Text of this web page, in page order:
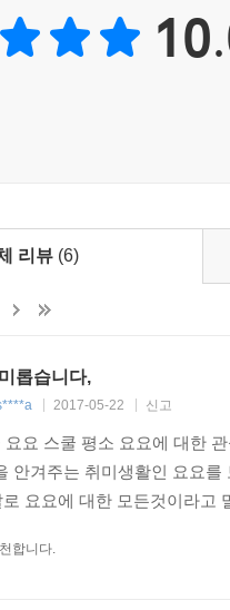
리뷰 (6)
롭습니다,
2017-05-22 신고
요요 스쿨 평소 요요에 대한
안겨주는 취미생활인 요요
요요에 대한 모든것이라고
합니다.